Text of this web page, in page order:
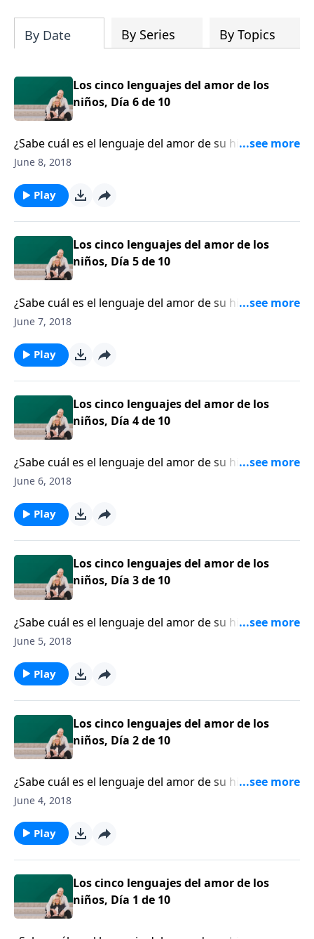
By Date By Series By Topics
Los cinco lenguajes del amor de los
niños, Día 6 de 10
¿Sabe cuál es el lenguaje del amor de su hijo? Todo
niño tiene lo que nos encanta llamar “tanque del
necesidades emocionales específicas que deben ser
suplidas.
June 8, 2018
Play
Los cinco lenguajes del amor de los
niños, Día 5 de 10
¿Sabe cuál es el lenguaje del amor de su hijo? Todo
niño tiene lo que nos encanta llamar “tanque del
necesidades emocionales específicas que deben ser
suplidas.
June 7, 2018
Play
Los cinco lenguajes del amor de los
niños, Día 4 de 10
¿Sabe cuál es el lenguaje del amor de su hijo? Todo
niño tiene lo que nos encanta llamar “tanque del
necesidades emocionales específicas que deben ser
suplidas.
June 6, 2018
Play
Los cinco lenguajes del amor de los
niños, Día 3 de 10
¿Sabe cuál es el lenguaje del amor de su hijo? Todo
niño tiene lo que nos encanta llamar “tanque del
necesidades emocionales específicas que deben ser
suplidas.
June 5, 2018
Play
Los cinco lenguajes del amor de los
niños, Día 2 de 10
¿Sabe cuál es el lenguaje del amor de su hijo? Todo
niño tiene lo que nos encanta llamar “tanque del
necesidades emocionales específicas que deben ser
suplidas.
June 4, 2018
Play
Los cinco lenguajes del amor de los
niños, Día 1 de 10